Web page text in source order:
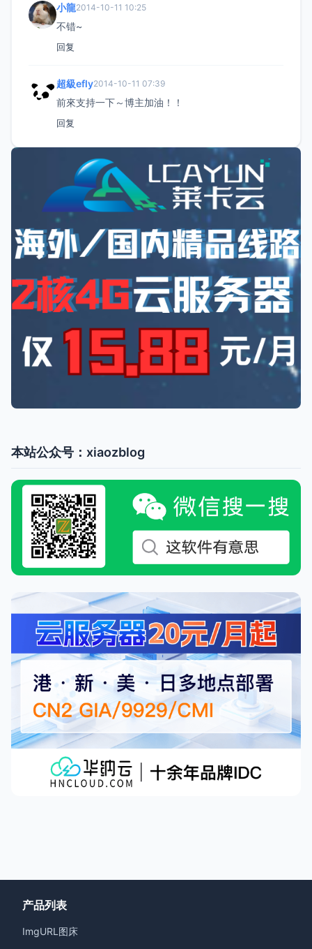
小龍2014-10-11 10:25
不错~
回复
超級efly2014-10-11 07:39
前來支持一下～博主加油！！
回复
本站公众号：xiaozblog
产品列表
ImgURL图床